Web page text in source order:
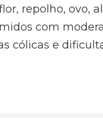
repolho, ovo,
com
cólicas e